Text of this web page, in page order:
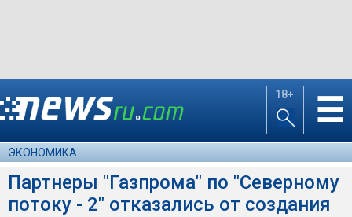
18+ ☰
ЭКОНОМИКА
Партнеры "Газпрома" по "Северному
потоку - 2" отказались от создания